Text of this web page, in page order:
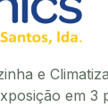
e
em 3